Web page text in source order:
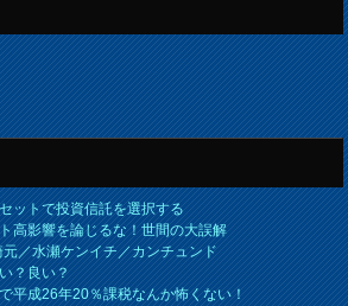
ットで投資信託を選択する
高影響を論じるな！世間の大誤解
／水瀬ケンイチ／カンチュンド
？良い？
平成26年20％課税なんか怖くない！